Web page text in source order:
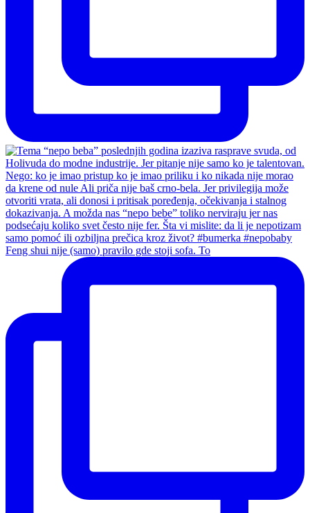
Feng shui nije (samo) pravilo gde stoji sofa. To